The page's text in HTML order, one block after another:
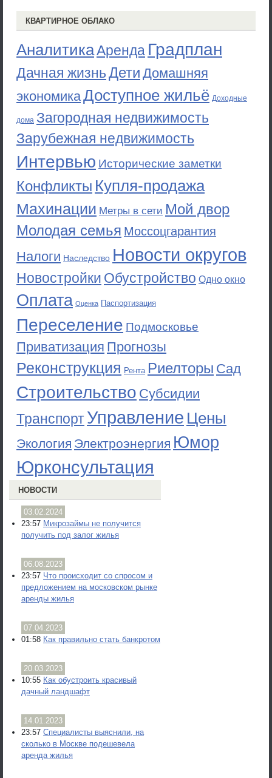
КВАРТИРНОЕ ОБЛАКО
АналитикаАренда Градплан
Дачная жизньДети Домашняя
экономикаДоступное жильё Доходные
дома Загородная недвижимость
Зарубежная недвижимость
Интервью Исторические заметки
Конфликты Купля-продажа
Махинации Метры в сети Мой двор
Молодая семья Моссоцгарантия
Налоги Наследство Новости округов
Новостройки Обустройство Одно окно
Оплата Оценка Паспортизация
Переселение Подмосковье
Приватизация Прогнозы
Реконструкция Рента Риелторы Сад
Строительство Субсидии
ТранспортУправление Цены
Экология Электроэнергия Юмор
Юрконсультация
НОВОСТИ
03.02.2024
23:57 Микрозаймы не получится
получить под залог жилья
06.08.2023
23:57 Что происходит со спросом и
предложением на московском рынке
аренды жилья
07.04.2023
01:58 Как правильно стать банкротом
20.03.2023
10:55 Как обустроить красивый
дачный ландшафт
14.01.2023
23:57 Специалисты выяснили, на
сколько в Москве подешевела
аренда жилья